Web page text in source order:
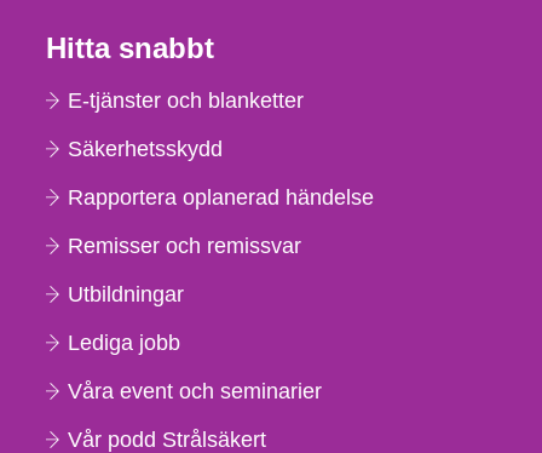
Hitta snabbt
E-tjänster och blanketter
Säkerhetsskydd
Rapportera oplanerad händelse
Remisser och remissvar
Utbildningar
Lediga jobb
Våra event och seminarier
Vår podd Strålsäkert